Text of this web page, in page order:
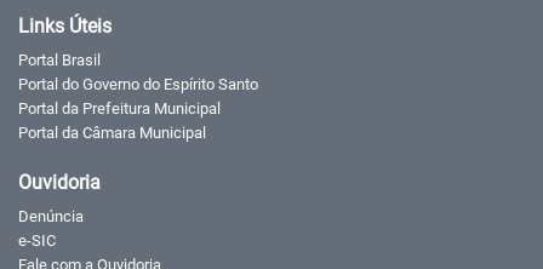
Links Úteis
Portal Brasil
Portal do Governo do Espírito Santo
Portal da Prefeitura Municipal
Portal da Câmara Municipal
Ouvidoria
Denúncia
e-SIC
Fale com a Ouvidoria